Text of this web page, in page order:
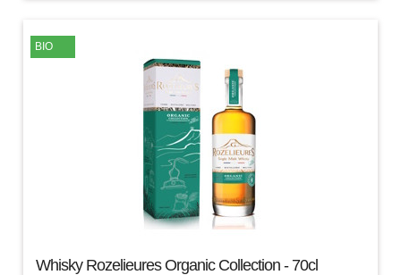
Whisky Rozelieures Organic Collection - 70cl
BIO